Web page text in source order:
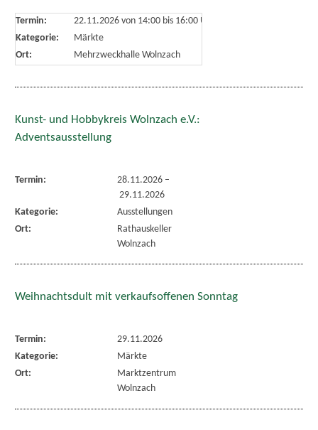
Termin: 22.11.2026 von 14:00bis 16:00 Uhr
Kategorie:
Märkte
Ort:
Mehrzweckhalle Wolnzach
Kunst- und Hobbykreis Wolnzach e.V.:
Adventsausstellung
Termin: 28.11.2026–
29.11.2026
Kategorie:
Ausstellungen
Ort:
Rathauskeller
Wolnzach
Weihnachtsdult mit verkaufsoffenen Sonntag
Termin:
29.11.2026
Kategorie:
Märkte
Ort:
Marktzentrum
Wolnzach